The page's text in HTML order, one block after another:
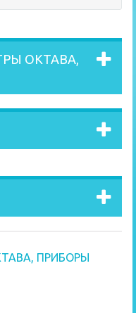
ОКТАВА,
ПРИБОРЫ